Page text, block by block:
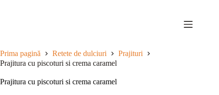
Prima pagină Retete de dulciuri
Prajituri
Prajitura cu piscoturi si crema caramel
Prajitura cu piscoturi si crema caramel